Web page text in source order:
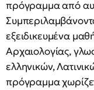
πρόγραμμα από
εξειδικευμένα
Αρχαιολογίας,
ελληνικών,
πρόγραμμα